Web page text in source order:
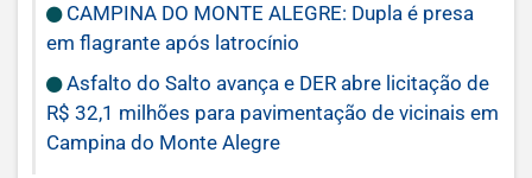
CAMPINA DO MONTE ALEGRE: Dupla é presa
em flagrante após latrocínio
Asfalto do Salto avança e DER abre licitação de
R$ 32,1 milhões para pavimentação de vicinais em
Campina do Monte Alegre